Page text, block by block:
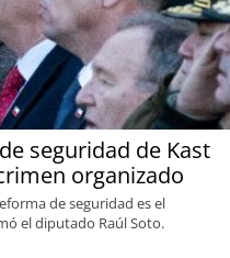
seguridad de Kast
organizado
de seguridad es el
el diputado Raúl Soto.